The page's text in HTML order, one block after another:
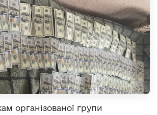
організованої групи